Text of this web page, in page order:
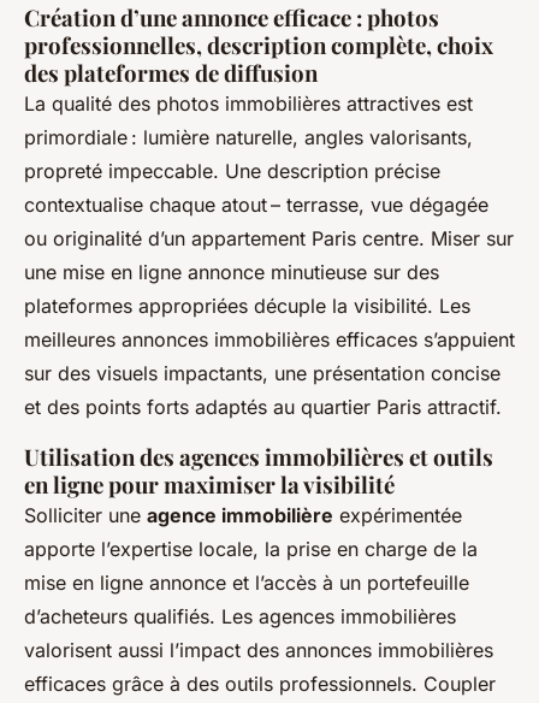
Création d’une annonce efficace : photos
professionnelles, description complète, choix
des plateformes de diffusion
La qualité des photos immobilières attractives est
primordiale : lumière naturelle, angles valorisants,
propreté impeccable. Une description précise
contextualise chaque atout – terrasse, vue dégagée
ou originalité d’un appartement Paris centre. Miser sur
une mise en ligne annonce minutieuse sur des
plateformes appropriées décuple la visibilité. Les
meilleures annonces immobilières efficaces s’appuient
sur des visuels impactants, une présentation concise
et des points forts adaptés au quartier Paris attractif.
Utilisation des agences immobilières et outils
en ligne pour maximiser la visibilité
Solliciter une agence immobilière expérimentée
apporte l’expertise locale, la prise en charge de la
mise en ligne annonce et l’accès à un portefeuille
d’acheteurs qualifiés. Les agences immobilières
valorisent aussi l’impact des annonces immobilières
efficaces grâce à des outils professionnels. Coupler